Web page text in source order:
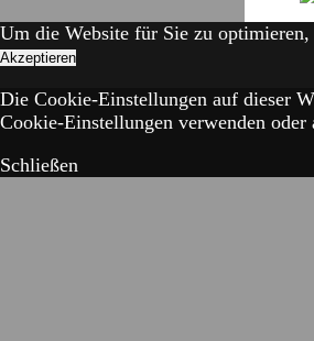
Um die Website für Sie zu
Akzeptieren
Die Cookie-Einstellungen auf dieser
Cookie-Einstellungen verwenden
Schließen